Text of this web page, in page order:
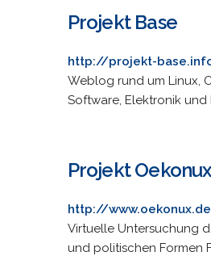
Projekt Base
http://projekt-
Weblog rund um Linux,
Software, Elektronik und
Projekt Oekonux
http://
Virtuelle Untersuchung
und politischen Formen